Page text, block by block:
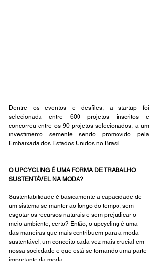
Dentre os eventos e desfiles, a startup foi
selecionada entre 600 projetos inscritos e
concorreu entre os 90 projetos selecionados, a um
investimento semente sendo promovido pela
Embaixada dos Estados Unidos no Brasil.
O UPCYCLING É UMA FORMA DE TRABALHO
SUSTENTÁVEL NA MODA?
Sustentabilidade é basicamente a capacidade de
um sistema se manter ao longo do tempo, sem
esgotar os recursos naturais e sem prejudicar o
meio ambiente, certo? Então, o upcycling é uma
das maneiras que mais contribuem para a moda
sustentável, um conceito cada vez mais crucial em
nossa sociedade e que está se tornando uma parte
importante da moda.